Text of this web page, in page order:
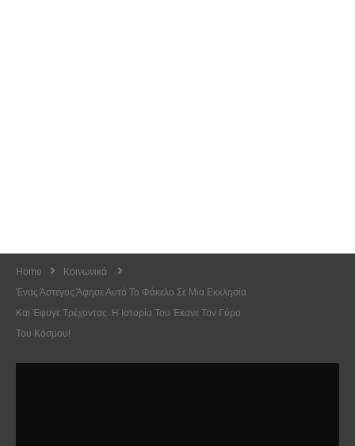
Home
Κοινωνικά
Ένας Άστεγος Άφησε Αυτό Το Φάκελο Σε Μία Εκκλησία
Και Έφυγε Τρέχοντας. Η Ιστορία Του Έκανε Τον Γύρο
Του Κόσμου!